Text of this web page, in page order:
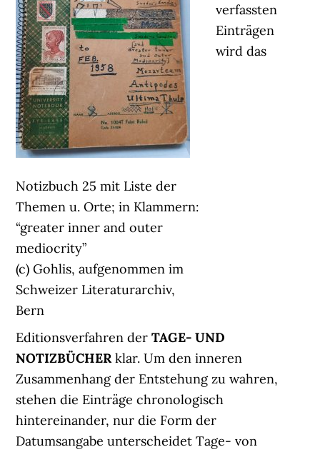
Notizbuch 25 mit Liste der
Themen u. Orte; in Klammern:
“greater inner and outer
mediocrity”
(c) Gohlis, aufgenommen im
Schweizer Literaturarchiv,
Bern
verfassten
Einträgen
wird das
Editionsverfahren derTAGE- UND
NOTIZBÜCHERklar. Um den inneren
Zusammenhang der Entstehung zu wahren,
stehen die Einträge chronologisch
hintereinander, nur die Form der
Datumsangabe unterscheidet Tage- von